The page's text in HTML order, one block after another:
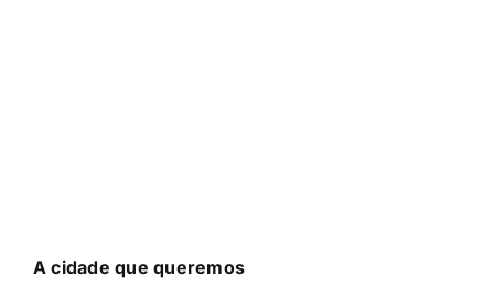
A cidade que queremos